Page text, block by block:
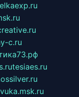
c.ru
tesiaes.ru